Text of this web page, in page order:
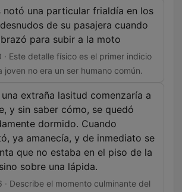
notó una particular frialdía en los
de su pasajera cuando
para subir a la moto
· Este detalle físico es el primer indicio
joven no era un ser humano común.
extraña lasitud comenzaría a
y sin saber cómo, se quedó
dormido. Cuando
ya amanecía, y de inmediato se
que no estaba en el piso de la
sobre una lápida.
· Describe el momento culminante del